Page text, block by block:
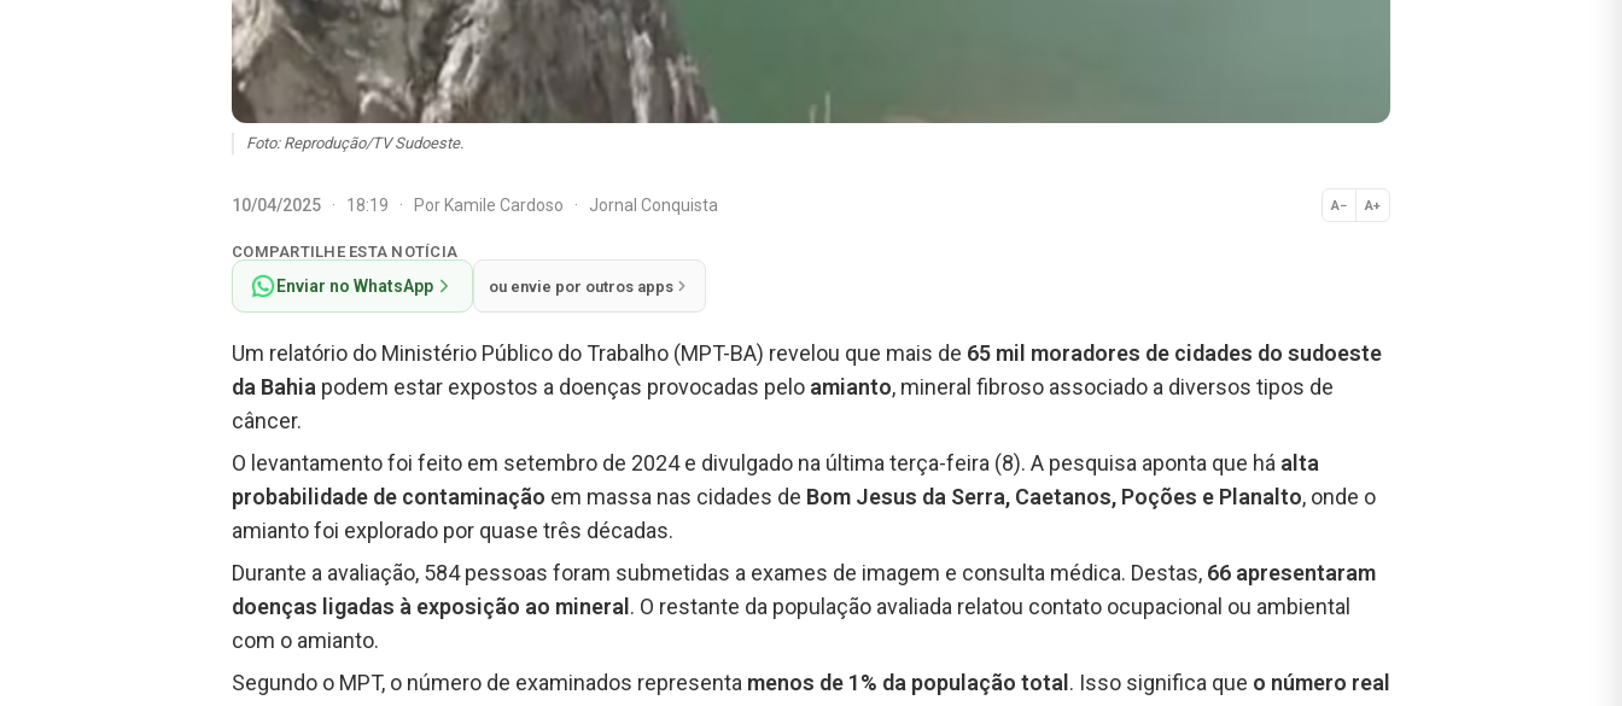
Foto: Reprodução/TV Sudoeste.
10/04/2025 · 18:19 · Por Kamile Cardoso · Jornal Conquista A− A+
Normal
COMPARTILHE ESTA NOTÍCIA
Enviar no WhatsApp ou envie por outros apps
Um relatório do Ministério Público do Trabalho (MPT-BA) revelou que mais de 65 mil moradores de cidades do sudoeste
da Bahia podem estar expostos a doenças provocadas pelo amianto, mineral fibroso associado a diversos tipos de
câncer.
O levantamento foi feito em setembro de 2024 e divulgado na última terça-feira (8). A pesquisa aponta que há alta
probabilidade de contaminação em massa nas cidades de Bom Jesus da Serra, Caetanos, Poções e Planalto, onde o
amianto foi explorado por quase três décadas.
Durante a avaliação, 584 pessoas foram submetidas a exames de imagem e consulta médica. Destas, 66 apresentaram
doenças ligadas à exposição ao mineral . O restante da população avaliada relatou contato ocupacional ou ambiental
com o amianto.
Segundo o MPT, o número de examinados representa menos de 1% da população total . Isso significa que o número real